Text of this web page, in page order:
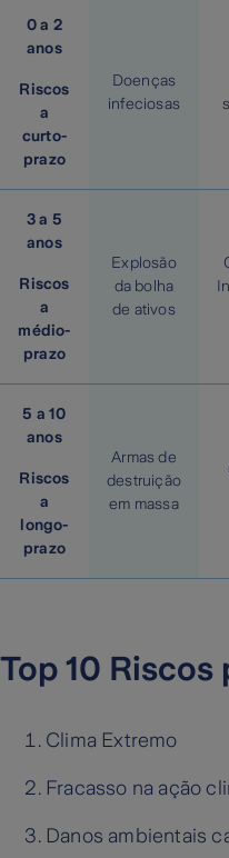
0 a 2
anos
Riscos
a
curto-
prazo
Doenças
infeciosas
3 a 5
anos
Riscos
a
médio-
prazo
Explosão
da bolha
de ativos
5 a 10
anos
Riscos
a
longo-
prazo
Armas de
destruição
em massa
Top 10
Clima Extremo
Fracasso na ação
Danos ambientais